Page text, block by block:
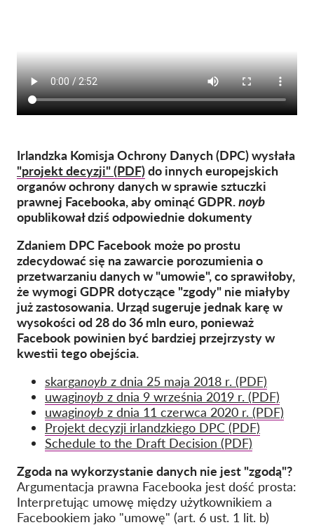
Dla mediów
Kontakt
Irlandzka Komisja Ochrony Danych (DPC) wysłała
"projekt decyzji" (PDF)do innych europejskich
organów ochrony danych w sprawie sztuczki
prawnej Facebooka, aby ominąć GDPR.noyb
opublikował dziś odpowiednie dokumenty
Zdaniem DPC Facebook może po prostu
zdecydować się na zawarcie porozumienia o
przetwarzaniu danych w "umowie", co sprawiłoby,
że wymogi GDPR dotyczące "zgody" nie miałyby
już zastosowania. Urząd sugeruje jednak karę w
wysokości od 28 do 36 mln euro, ponieważ
Facebook powinien być bardziej przejrzysty w
kwestii tego obejścia.
skarganoyb z dnia 25 maja 2018 r. (PDF)
uwaginoyb z dnia 9 września 2019 r. (PDF)
uwaginoyb z dnia 11 czerwca 2020 r. (PDF)
Projekt decyzji irlandzkiego DPC (PDF)
Schedule to the Draft Decision (PDF)
Zgoda na wykorzystanie danych nie jest "zgodą"?
Argumentacja prawna Facebooka jest dość prosta:
Interpretując umowę między użytkownikiem a
Facebookiem jako "umowę" (art. 6 ust. 1 lit. b)